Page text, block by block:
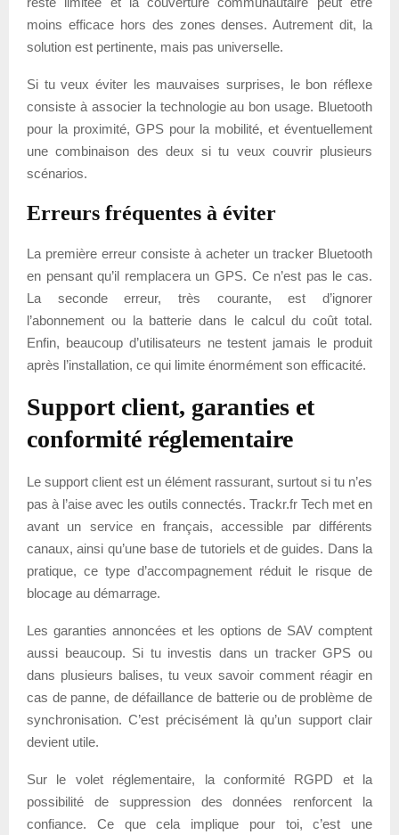
moins efficace hors des zones denses. Autrement dit, la
solution est pertinente, mais pas universelle.
Si tu veux éviter les mauvaises surprises, le bon réflexe
consiste à associer la technologie au bon usage. Bluetooth
pour la proximité, GPS pour la mobilité, et éventuellement
une combinaison des deux si tu veux couvrir plusieurs
scénarios.
Erreurs fréquentes à éviter
La première erreur consiste à acheter un tracker Bluetooth
en pensant qu’il remplacera un GPS. Ce n’est pas le cas.
La seconde erreur, très courante, est d’ignorer
l’abonnement ou la batterie dans le calcul du coût total.
Enfin, beaucoup d’utilisateurs ne testent jamais le produit
après l’installation, ce qui limite énormément son efficacité.
Support client, garanties et
conformité réglementaire
Le support client est un élément rassurant, surtout si tu n’es
pas à l’aise avec les outils connectés. Trackr.fr Tech met en
avant un service en français, accessible par différents
canaux, ainsi qu’une base de tutoriels et de guides. Dans la
pratique, ce type d’accompagnement réduit le risque de
blocage au démarrage.
Les garanties annoncées et les options de SAV comptent
aussi beaucoup. Si tu investis dans un tracker GPS ou
dans plusieurs balises, tu veux savoir comment réagir en
cas de panne, de défaillance de batterie ou de problème de
synchronisation. C’est précisément là qu’un support clair
devient utile.
Sur le volet réglementaire, la conformité RGPD et la
possibilité de suppression des données renforcent la
confiance. Ce que cela implique pour toi, c’est une